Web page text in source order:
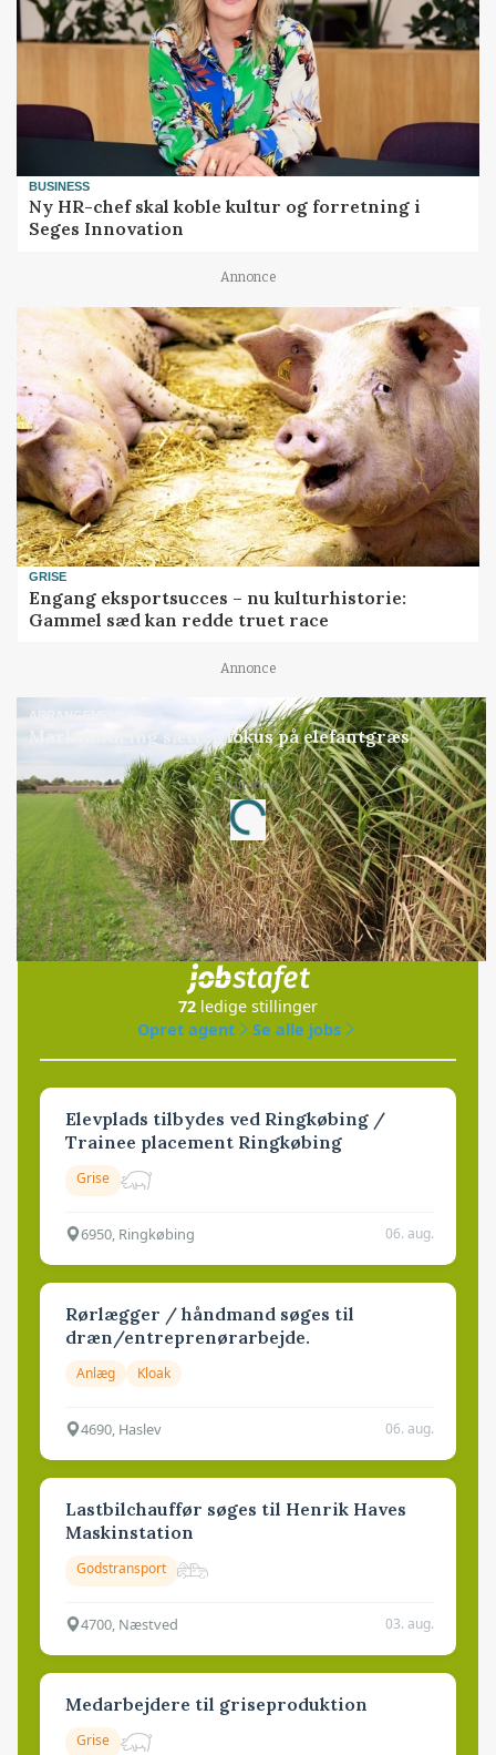
BUSINESS
Ny HR-chef skal koble kultur og forretning i
Seges Innovation
Annonce
GRISE
Engang eksportsucces – nu kulturhistorie:
Gammel sæd kan redde truet race
Annonce
ARRANGEMENT
Markvandring sætter fokus på elefantgræs
Annonce
Loading...
Jobs
i samarbejde med
72 ledige stillinger
Opret agent
Se alle jobs
Elevplads tilbydes ved Ringkøbing /
Trainee placement Ringkøbing
Grise
6950, Ringkøbing 06. aug.
Rørlægger / håndmand søges til
dræn/entreprenørarbejde.
Anlæg Kloak
4690, Haslev 06. aug.
Lastbilchauffør søges til Henrik Haves
Maskinstation
Godstransport
4700, Næstved 03. aug.
Medarbejdere til griseproduktion
Grise